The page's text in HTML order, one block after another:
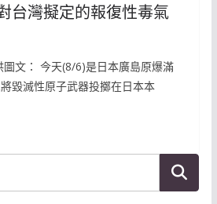
台灣擬定的報復性毒氣
文： 今天(8/6)是日本廣島原爆滿
毀滅性原子武器投擲在日本本